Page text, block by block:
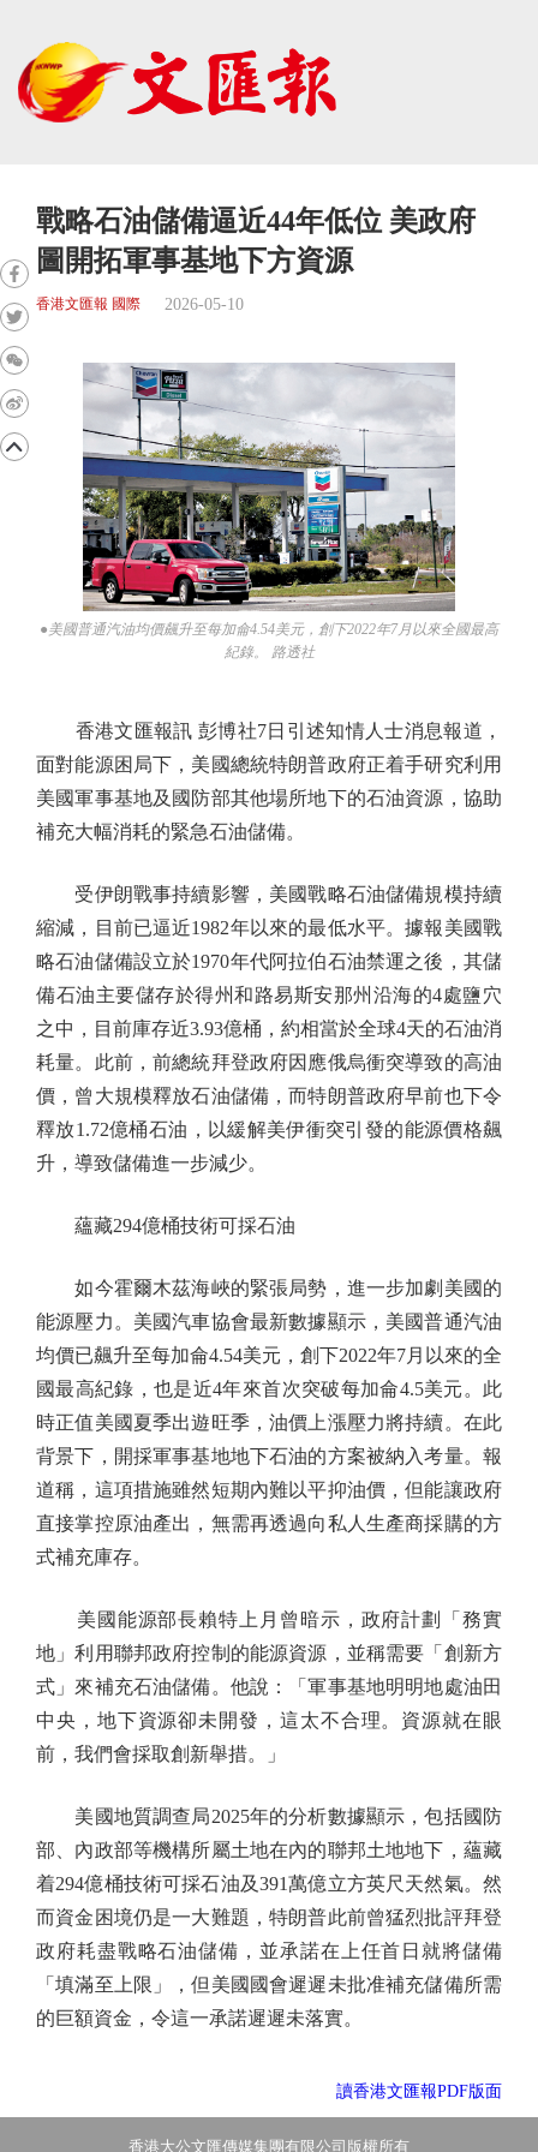
戰略石油儲備逼近44年低位 美政府
圖開拓軍事基地下方資源
香港文匯報 國際 2026-05-10
●美國普通汽油均價飆升至每加侖4.54美元，創下2022年7月以來全國最高
紀錄。 路透社
香港文匯報訊 彭博社7日引述知情人士消息報道，
面對能源困局下，美國總統特朗普政府正着手研究利用
美國軍事基地及國防部其他場所地下的石油資源，協助
補充大幅消耗的緊急石油儲備。
受伊朗戰事持續影響，美國戰略石油儲備規模持續
縮減，目前已逼近1982年以來的最低水平。據報美國戰
略石油儲備設立於1970年代阿拉伯石油禁運之後，其儲
備石油主要儲存於得州和路易斯安那州沿海的4處鹽穴
之中，目前庫存近3.93億桶，約相當於全球4天的石油消
耗量。此前，前總統拜登政府因應俄烏衝突導致的高油
價，曾大規模釋放石油儲備，而特朗普政府早前也下令
釋放1.72億桶石油，以緩解美伊衝突引發的能源價格飆
升，導致儲備進一步減少。
蘊藏294億桶技術可採石油
如今霍爾木茲海峽的緊張局勢，進一步加劇美國的
能源壓力。美國汽車協會最新數據顯示，美國普通汽油
均價已飆升至每加侖4.54美元，創下2022年7月以來的全
國最高紀錄，也是近4年來首次突破每加侖4.5美元。此
時正值美國夏季出遊旺季，油價上漲壓力將持續。在此
背景下，開採軍事基地地下石油的方案被納入考量。報
道稱，這項措施雖然短期內難以平抑油價，但能讓政府
直接掌控原油產出，無需再透過向私人生產商採購的方
式補充庫存。
美國能源部長賴特上月曾暗示，政府計劃「務實
地」利用聯邦政府控制的能源資源，並稱需要「創新方
式」來補充石油儲備。他說：「軍事基地明明地處油田
中央，地下資源卻未開發，這太不合理。資源就在眼
前，我們會採取創新舉措。」
美國地質調查局2025年的分析數據顯示，包括國防
部、內政部等機構所屬土地在內的聯邦土地地下，蘊藏
着294億桶技術可採石油及391萬億立方英尺天然氣。然
而資金困境仍是一大難題，特朗普此前曾猛烈批評拜登
政府耗盡戰略石油儲備，並承諾在上任首日就將儲備
「填滿至上限」，但美國國會遲遲未批准補充儲備所需
的巨額資金，令這一承諾遲遲未落實。
讀香港文匯報PDF版面
香港大公文匯傳媒集團有限公司版權所有